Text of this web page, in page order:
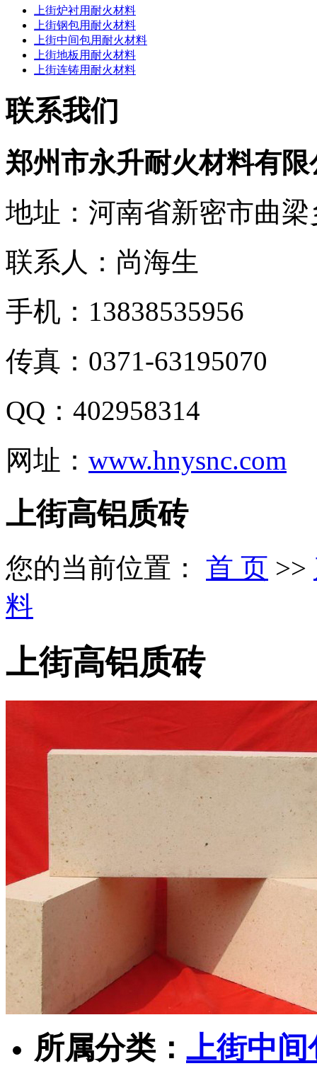
上街炉衬用耐火材料
上街钢包用耐火材料
上街中间包用耐火材料
上街地板用耐火材料
上街连铸用耐火材料
联系我们
郑州市永升耐火材料有限
地址：河南省新密市曲
联系人：尚海生
手机：13838535956
传真：0371-63195070
QQ：402958314
网址： www.hnysnc.com
上街高铝质砖
您的当前位置： 首 页 >>
料
上街高铝质砖
所属分类： 上街中间